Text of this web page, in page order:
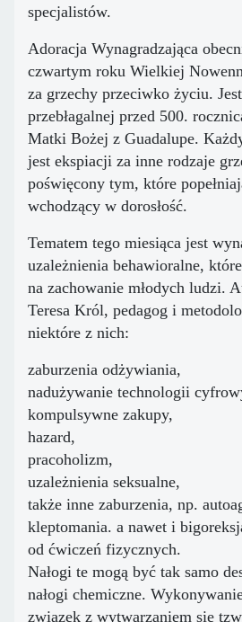
specjalistów.
Adoracja Wynagradzająca
czwartym roku Wielkiej
za grzechy przeciwko życiu.
przebłagalnej przed 500.
Matki Bożej z Guadalupe.
jest ekspiacji za inne rodzaje
poświęcony tym, które
wchodzący w dorosłość.
Tematem tego miesiąca jest
uzależnienia behawioralne,
na zachowanie młodych ludzi.
Teresa Król, pedagog i
niektóre z nich:
zaburzenia odżywiania,
nadużywanie technologii
kompulsywne zakupy,
hazard,
pracoholizm,
uzależnienia seksualne,
także inne zaburzenia, np.
kleptomania. a nawet i
od ćwiczeń fizycznych.
Nałogi te mogą być tak samo
nałogi chemiczne.
związek z wytwarzaniem się